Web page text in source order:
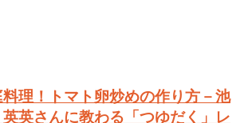
理！トマト卵炒めの作り方－池
英さんに教わる「つゆだく」レ